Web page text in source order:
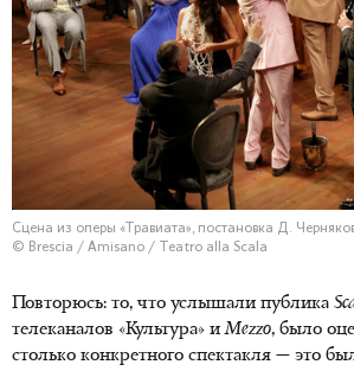
Сцена из оперы «Травиата», постановка Д.
© Brescia / Amisano / Teatro alla Scala
Повторюсь: то, что услышали публика
телеканалов «Культура» иMezzo, было
столько конкретного спектакля — это